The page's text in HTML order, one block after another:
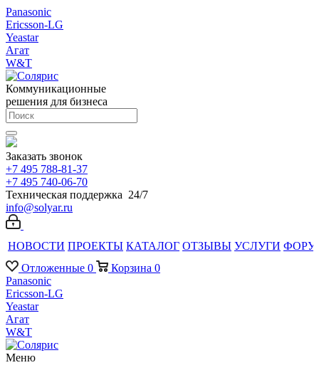
Panasonic
Ericsson-LG
Yeastar
Агат
W&T
Коммуникационные
решения для бизнеса
Заказать звонок
+7 495 788-81-37
+7 495 740-06-70
Техническая поддержка 24/7
info@solyar.ru
НОВОСТИ ПРОЕКТЫ КАТАЛОГ ОТЗЫВЫ УСЛУГИ
Отложенные 0 Корзина 0
Panasonic
Ericsson-LG
Yeastar
Агат
W&T
Меню